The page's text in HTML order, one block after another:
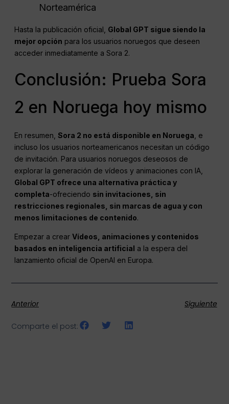
Norteamérica
Hasta la publicación oficial, Global GPT sigue siendo la
mejor opción para los usuarios noruegos que deseen
acceder inmediatamente a Sora 2.
Conclusión: Prueba Sora
2 en Noruega hoy mismo
En resumen,Sora 2 no está disponible en Noruega , e
incluso los usuarios norteamericanos necesitan un código
de invitación. Para usuarios noruegos deseosos de
explorar la generación de vídeos y animaciones con IA,
Global GPT ofrece una alternativa práctica y
completa-ofreciendo sin invitaciones, sin
restricciones regionales, sin marcas de agua y con
menos limitaciones de contenido.
Empezar a crearVídeos, animaciones y contenidos
basados en inteligencia artificial a la espera del
lanzamiento oficial de OpenAI en Europa.
Anterior Siguiente
Comparte el post: